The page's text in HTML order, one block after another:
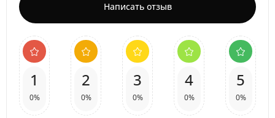
Написать отзыв
1
0%
2
0%
3
0%
4
0%
5
0%